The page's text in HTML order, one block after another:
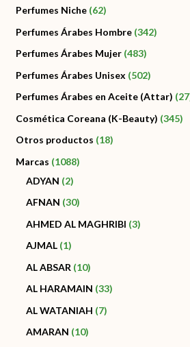
Perfumes Niche 62
Perfumes Árabes Hombre 342
Perfumes Árabes Mujer 483
Perfumes Árabes Unisex 502
Perfumes Árabes en Aceite (Attar) 27
Cosmética Coreana (K-Beauty) 345
Otros productos 18
Marcas 1088
ADYAN 2
AFNAN 30
AHMED AL MAGHRIBI 3
AJMAL 1
AL ABSAR 10
AL HARAMAIN 33
AL WATANIAH 7
AMARAN 10